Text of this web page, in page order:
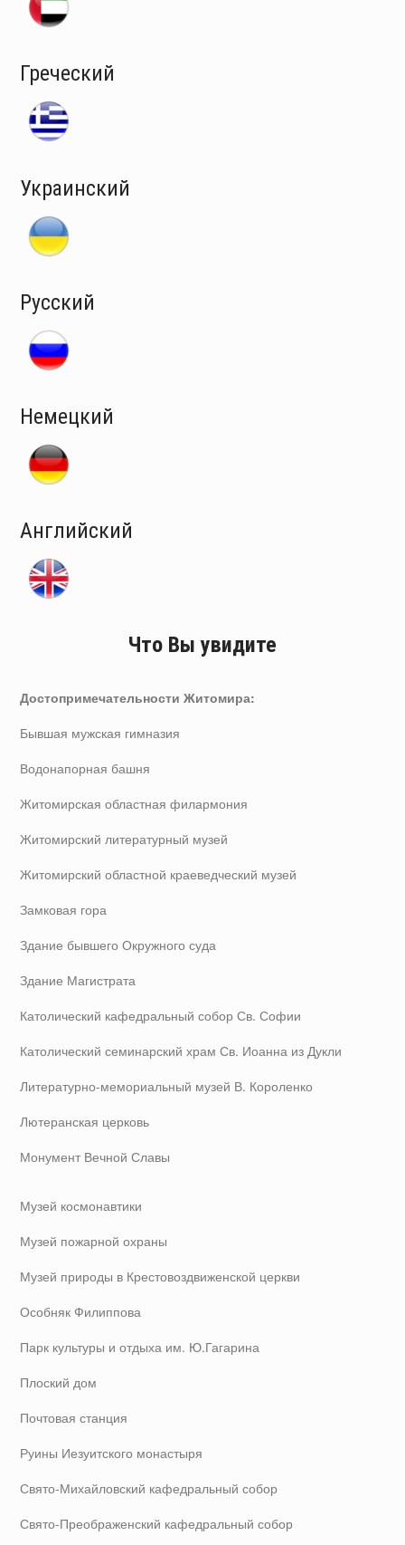
Греческий
Украинский
Русский
Немецкий
Английский
Что Вы увидите
Достопримечательности Житомира:
Бывшая мужская гимназия
Водонапорная башня
Житомирская областная филармония
Житомирский литературный музей
Житомирский областной краеведческий музей
Замковая гора
Здание бывшего Окружного суда
Здание Магистрата
Католический кафедральный собор Св. Софии
Католический семинарский храм Св. Иоанна из Дукли
Литературно-мемориальный музей В. Короленко
Лютеранская церковь
Монумент Вечной Славы
Музей космонавтики
Музей пожарной охраны
Музей природы в Крестовоздвиженской церкви
Особняк Филиппова
Парк культуры и отдыха им. Ю.Гагарина
Плоский дом
Почтовая станция
Руины Иезуитского монастыря
Свято-Михайловский кафедральный собор
Свято-Преображенский кафедральный собор